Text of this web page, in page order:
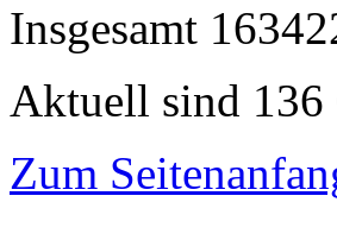
Insgesamt
Aktuell sind 136
Zum